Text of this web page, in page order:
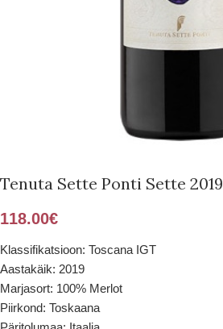
Tenuta Sette Ponti Sette 2019
118.00€
Klassifikatsioon: Toscana IGT
Aastakäik: 2019
Marjasort: 100% Merlot
Piirkond: Toskaana